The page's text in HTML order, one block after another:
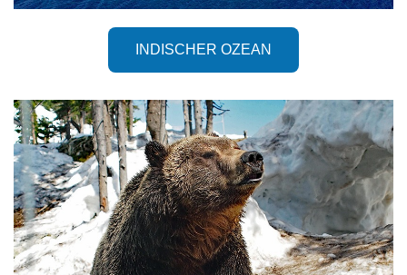
INDISCHER OZEAN